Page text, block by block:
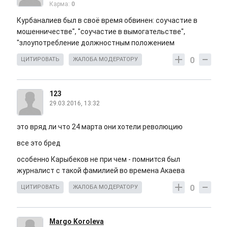
Карма: 0
Курбаналиев был в своё время обвинен: соучастие в
мошенничестве", "соучастие в вымогательстве",
"злоупотребление должностным положением
0
ЦИТИРОВАТЬ ЖАЛОБА МОДЕРАТОРУ
123
29.03.2016, 13:32
это вряд ли что 24 марта они хотели революцию
все это бред
особенно Карыбеков не при чем - помнится был
журналист с такой фамилией во времена Акаева
0
ЦИТИРОВАТЬ ЖАЛОБА МОДЕРАТОРУ
Margo Koroleva